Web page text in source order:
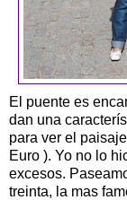
El puente es
dan una
para ver el
Euro ). Yo no lo
excesos.
treinta, la mas